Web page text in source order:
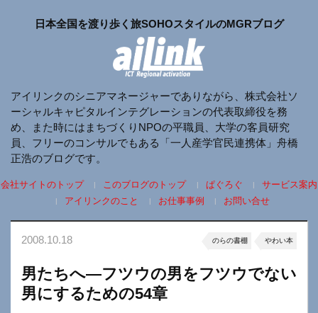
日本全国を渡り歩く旅SOHOスタイルのMGRブログ
アイリンクのシニアマネージャーでありながら、株式会社ソ
ーシャルキャピタルインテグレーションの代表取締役を務
め、また時にはまちづくりNPOの平職員、大学の客員研究
員、フリーのコンサルでもある「一人産学官民連携体」舟橋
正浩のブログです。
会社サイトのトップ このブログのトップ ぱぐろぐ
サービス案内
アイリンクのこと
お仕事事例 お問い合せ
2008.10.18 のらの書棚 やわい本
男たちへ―フツウの男をフツウでない
男にするための54章